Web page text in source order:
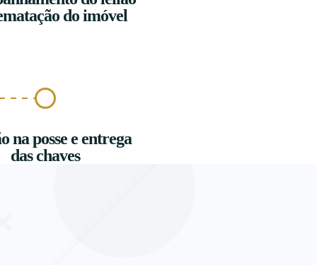
do imóvel
na posse e entrega
das chaves